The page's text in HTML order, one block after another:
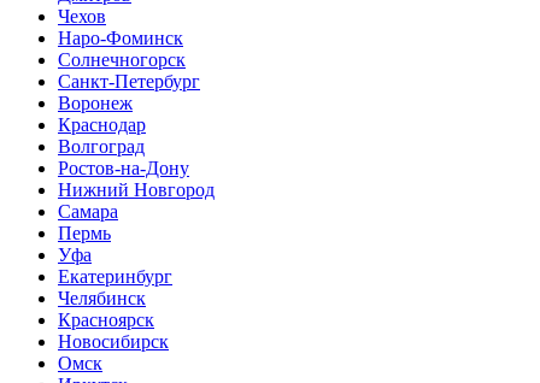
Чехов
Наро-Фоминск
Солнечногорск
Санкт-Петербург
Воронеж
Краснодар
Волгоград
Ростов-на-Дону
Нижний Новгород
Самара
Пермь
Уфа
Екатеринбург
Челябинск
Красноярск
Новосибирск
Омск